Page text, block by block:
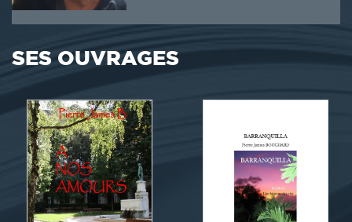
SES OUVRAGES